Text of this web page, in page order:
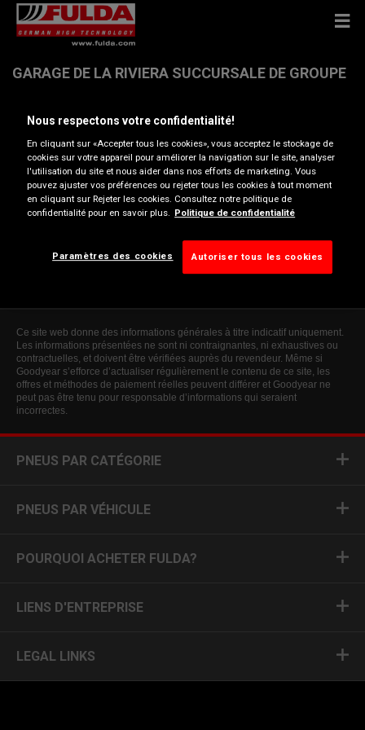
GARAGE DE LA RIVIERA SUCCURSALE DE GROUPE
ROUTE DE SAINT-MAURICE 233 , 1814 LA TOUR-DE-PEILZ
Ouvrir directions
Ce site web donne des informations générales à titre indicatif uniquement.
Les informations présentées ne sont ni contraignantes, ni exhaustives ou
contractuelles, et doivent être vérifiées auprès du revendeur. Même si
Goodyear s’efforce d’actualiser régulièrement le contenu de ce site, les
offres et méthodes de paiement réelles peuvent différer et Goodyear ne
peut pas être tenu pour responsable d’informations qui seraient
incorrectes.
PNEUS PAR CATÉGORIE
PNEUS PAR VÉHICULE
POURQUOI ACHETER FULDA?
LIENS D'ENTREPRISE
LEGAL LINKS
Nous respectons votre confidentialité!
En cliquant sur «Accepter tous les cookies», vous acceptez le stockage de
cookies sur votre appareil pour améliorer la navigation sur le site, analyser
l'utilisation du site et nous aider dans nos efforts de marketing. Vous
pouvez ajuster vos préférences ou rejeter tous les cookies à tout moment
en cliquant sur Rejeter les cookies. Consultez notre politique de
confidentialité pour en savoir plus. Politique de confidentialité
Paramètres des cookies Autoriser tous les cookies